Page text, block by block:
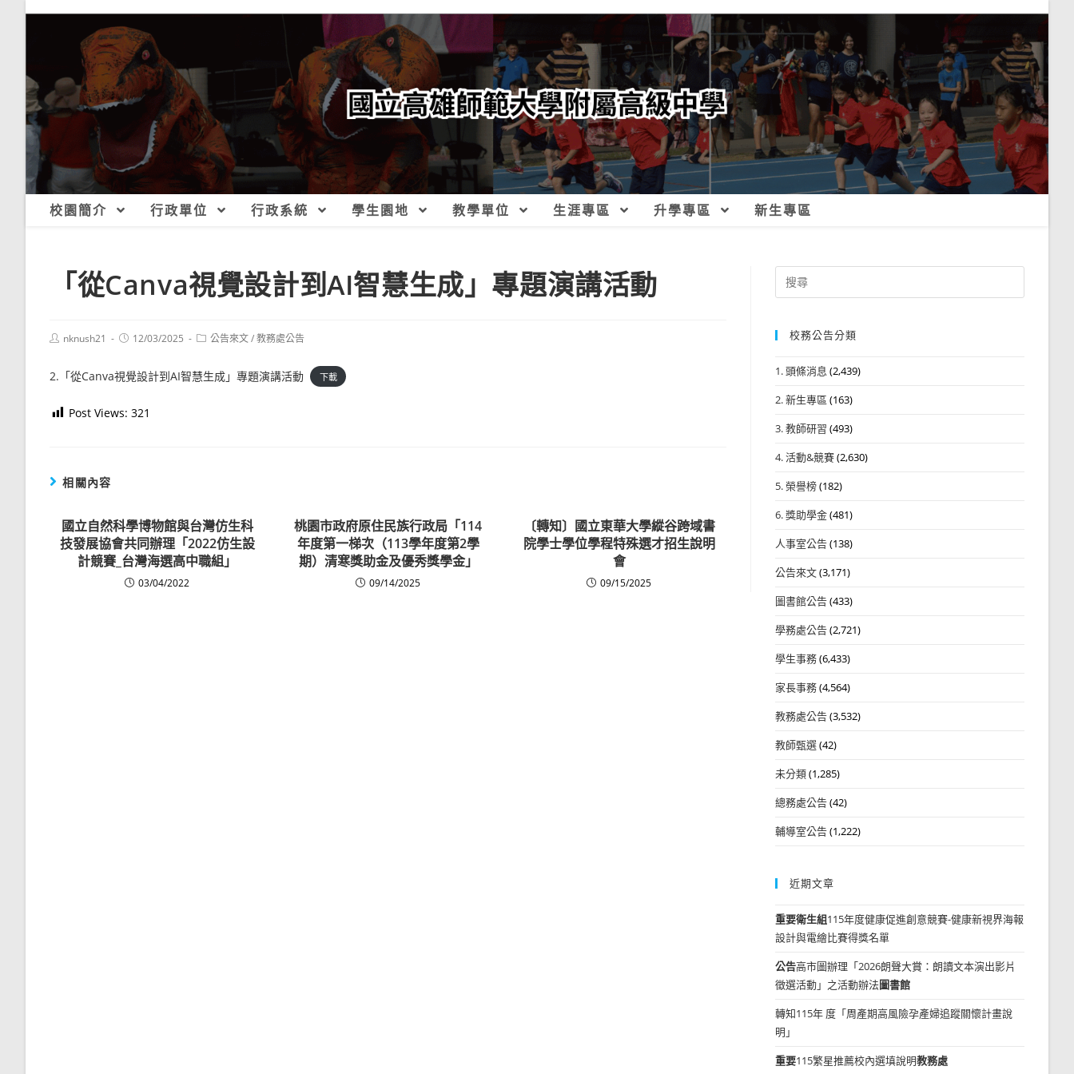
校園簡介 行政單位 行政系統 學生園地 教學單位 生涯專區 升學專區 新生專區
「從Canva視覺設計到AI智慧生成」專題演講活動
Postnknush21
Post12/03/2025
Post公告來文/教務處公告
2.「從Canva視覺設計到AI智慧生成」專題演講活動 下載
Post Views: 321
相關內容
國立自然科學博物館與台灣仿生科
技發展協會共同辦理「2022仿生設
計競賽_台灣海選高中職組」
03/04/2022
桃園市政府原住民族行政局「114
年度第一梯次（113學年度第2學
期）清寒獎助金及優秀獎學金」
09/14/2025
〔轉知〕國立東華大學縱谷跨域書
院學士學位學程特殊選才招生說明
會
09/15/2025
Search
for:
校務公告分類
1. 頭條消息 (2,439)
2. 新生專區 (163)
3. 教師研習 (493)
4. 活動&競賽(2,630)
5. 榮譽榜(182)
6. 獎助學金(481)
人事室公告(138)
公告來文(3,171)
圖書館公告(433)
學務處公告(2,721)
學生事務(6,433)
家長事務(4,564)
教務處公告(3,532)
教師甄選(42)
未分類(1,285)
總務處公告(42)
輔導室公告(1,222)
近期文章
重要衛生組115年度健康促進創意競賽-健康新視界海報
設計與電繪比賽得獎名單
公告高市圖辦理「2026朗聲大賞：朗讀文本演出影片
徵選活動」之活動辦法圖書館
轉知115年 度「周產期高風險孕產婦追蹤關懷計畫說
明」
重要115繁星推薦校內選填說明教務處